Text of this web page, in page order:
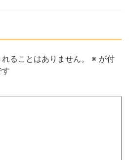
ることはありません。 ※ が付